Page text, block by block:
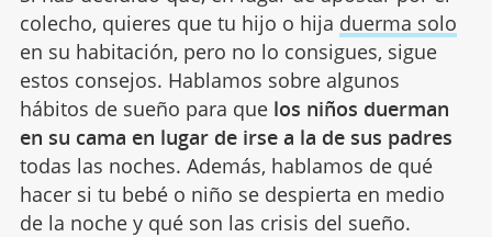
colecho, quieres que tu hijo o hija duerma solo
en su habitación, pero no lo consigues, sigue
estos consejos. Hablamos sobre algunos
hábitos de sueño para que los niños duerman
en su cama en lugar de irse a la de sus padres
todas las noches. Además, hablamos de qué
hacer si tu bebé o niño se despierta en medio
de la noche y qué son las crisis del sueño.